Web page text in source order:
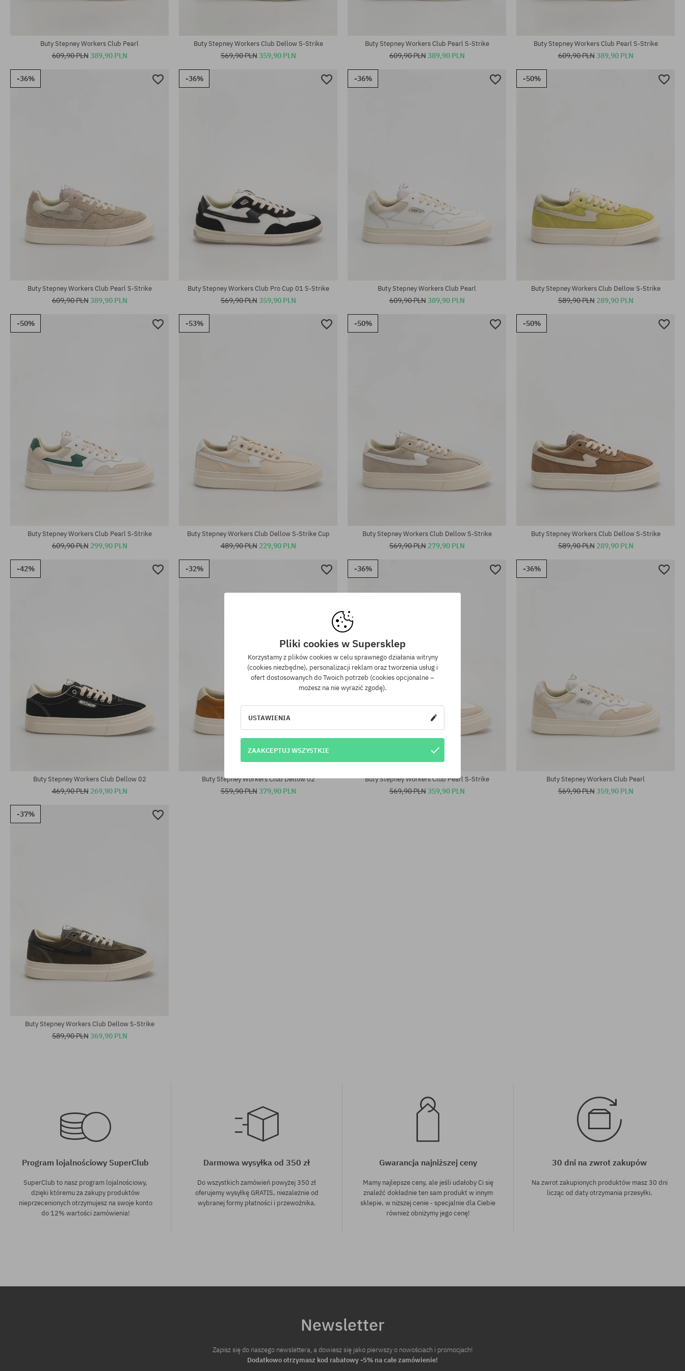
Buty Stepney Workers Club Pearl
609,90 PLN389,90 PLN
Buty Stepney Workers Club Dellow S-Strike
569,90 PLN359,90 PLN
Buty Stepney Workers Club Pearl S-Strike
609,90 PLN389,90 PLN
Buty Stepney Workers Club Pearl S-Strike
609,90 PLN389,90 PLN
-36%
Buty Stepney Workers Club Pearl S-Strike
609,90 PLN389,90 PLN
-36%
Buty Stepney Workers Club Pro Cup 01 S-Strike
569,90 PLN359,90 PLN
-36%
Buty Stepney Workers Club Pearl
609,90 PLN389,90 PLN
-50%
Buty Stepney Workers Club Dellow S-Strike
589,90 PLN 289,90 PLN
-50%
Buty Stepney Workers Club Pearl S-Strike
609,90 PLN 299,90 PLN
-53%
Buty Stepney Workers Club Dellow S-Strike Cup
489,90 PLN 229,90 PLN
-50%
Buty Stepney Workers Club Dellow S-Strike
569,90 PLN 279,90 PLN
-50%
Buty Stepney Workers Club Dellow S-Strike
589,90 PLN 289,90 PLN
-42%
Buty Stepney Workers Club Dellow 02
469,90 PLN 269,90 PLN
-32%
Buty Stepney Workers Club Dellow 02
559,90 PLN379,90 PLN
-36%
Buty Stepney Workers Club Pearl S-Strike
569,90 PLN359,90 PLN
-36%
Buty Stepney Workers Club Pearl
569,90 PLN359,90 PLN
-37%
Buty Stepney Workers Club Dellow S-Strike
589,90 PLN369,90 PLN
Program lojalnościowy SuperClub
SuperClub to nasz program lojalnościowy,
dzięki któremu za zakupy produktów
nieprzecenionych otrzymujesz na swoje konto
do 12% wartości zamówienia!
Darmowa wysyłka od 350 zł
Do wszystkich zamówień powyżej 350 zł
oferujemy wysyłkę GRATIS, niezależnie od
wybranej formy płatności i przewoźnika.
Gwarancja najniższej ceny
Mamy najlepsze ceny, ale jeśli udałoby Ci się
znaleźć dokładnie ten sam produkt w innym
sklepie, w niższej cenie - specjalnie dla Ciebie
również obniżymy jego cenę!
30 dni na zwrot zakupów
Na zwrot zakupionych produktów masz 30 dni
licząc od daty otrzymania przesyłki.
Newsletter
Zapisz się do naszego newslettera, a dowiesz się jako pierwszy o nowościach i promocjach!
Dodatkowo otrzymasz kod rabatowy -5% na całe zamówienie!
Pliki cookies w Supersklep
Korzystamy z plików cookies w celu sprawnego działania witryny
(cookies niezbędne), personalizacji reklam oraz tworzenia usług i
ofert dostosowanych do Twoich potrzeb (cookies opcjonalne –
możesz na nie wyrazić zgodę).
USTAWIENIA
ZAAKCEPTUJ WSZYSTKIE